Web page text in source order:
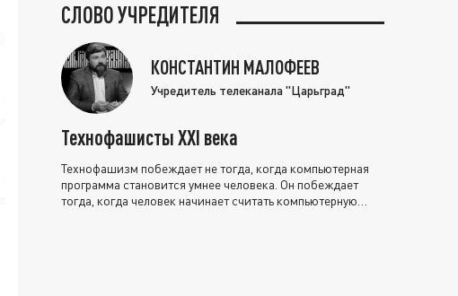
СЛОВО УЧРЕДИТЕЛЯ
КОНСТАНТИН МАЛОФЕЕВ
Учредитель телеканала "Царьград"
Технофашисты XXI века
Технофашизм побеждает не тогда, когда компьютерная
программа становится умнее человека. Он побеждает
тогда, когда человек начинает считать компьютерную